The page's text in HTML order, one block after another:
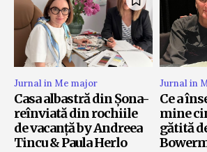
Jurnal in Me major
Casa albastră din Șona-
reînviată din rochiile
de vacanță by Andreea
Tincu & Paula Herlo
Jurnal in
Ce a
mine
gătită